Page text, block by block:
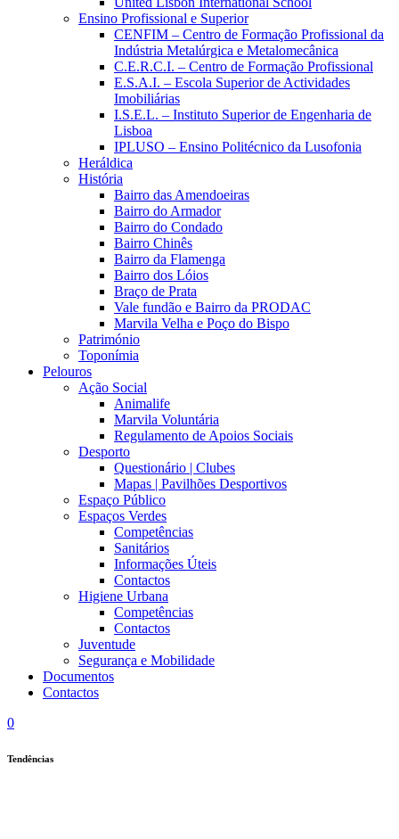
Ensino Profissional e Superior
CENFIM – Centro de Formação Profissional da
Indústria Metalúrgica e Metalomecânica
C.E.R.C.I. – Centro de Formação Profissional
E.S.A.I. – Escola Superior de Actividades
Imobiliárias
I.S.E.L. – Instituto Superior de Engenharia de
Lisboa
IPLUSO – Ensino Politécnico da Lusofonia
Heráldica
História
Bairro das Amendoeiras
Bairro do Armador
Bairro do Condado
Bairro Chinês
Bairro da Flamenga
Bairro dos Lóios
Braço de Prata
Vale fundão e Bairro da PRODAC
Marvila Velha e Poço do Bispo
Património
Toponímia
Pelouros
Ação Social
Animalife
Marvila Voluntária
Regulamento de Apoios Sociais
Desporto
Questionário | Clubes
Mapas | Pavilhões Desportivos
Espaço Público
Espaços Verdes
Competências
Sanitários
Informações Úteis
Contactos
Higiene Urbana
Competências
Contactos
Juventude
Segurança e Mobilidade
Documentos
Contactos
0
Tendências